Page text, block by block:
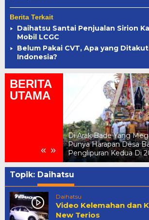
Berita Terkait
Daihatsu Santai Penjualan Sirion
Mobil LCGC
Belum Pakai CVT, Apa yang
Indonesia?
BERITA
UTAMA
« »
Ngaben Masal Di Way
Besar Yang Megah
Lampung Selatan
Topik: Daihatsu
Daihatsu
Video Kelemahan dan
New Terios